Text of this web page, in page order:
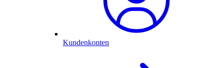
Kundenkonten